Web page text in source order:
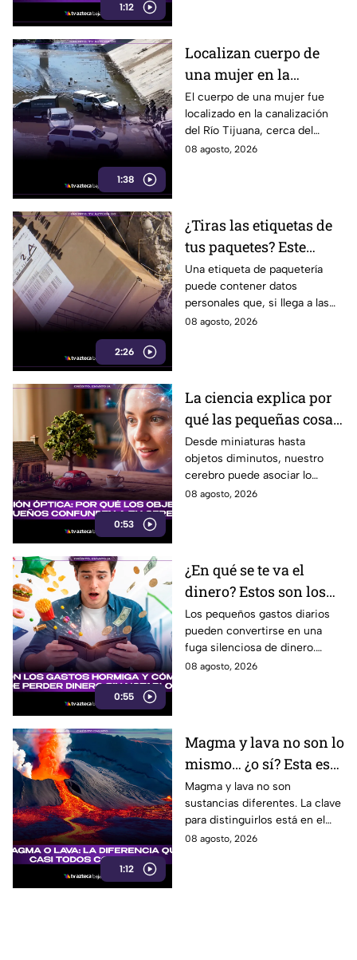
1:12
1:38
Localizan cuerpo de
una mujer en la
canalización del Río
Tijuana; presentaba
quemaduras
El cuerpo de una mujer fue
localizado en la canalización
del Río Tijuana, cerca del
cruce fronterizo, durante la
08 agosto, 2026
2:26
¿Tiras las etiquetas de
tus paquetes? Este
pequeño descuido
podría ponerte en
riesgo en Tijuana
Una etiqueta de paquetería
puede contener datos
personales que, si llega a las
manos equivocadas, podrían
08 agosto, 2026
0:53
La ciencia explica por
qué las pequeñas cosas
nos parecen tan
adorables
Desde miniaturas hasta
objetos diminutos, nuestro
cerebro puede asociar lo
pequeño con ternura,
08 agosto, 2026
0:55
¿En qué se te va el
dinero? Estos son los
gastos hormiga que
pueden vaciar tu
bolsillo
Los pequeños gastos diarios
pueden convertirse en una
fuga silenciosa de dinero.
Identificar los llamados gastos
08 agosto, 2026
1:12
Magma y lava no son lo
mismo… ¿o sí? Esta es
la explicación
Magma y lava no son
sustancias diferentes. La clave
para distinguirlos está en el
lugar donde se encuentra el
08 agosto, 2026